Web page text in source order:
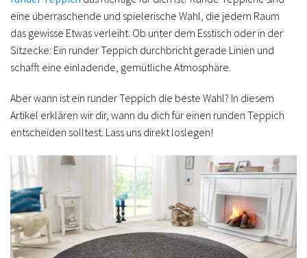
eine überraschende und spielerische Wahl, die jedem Raum
das gewisse Etwas verleiht. Ob unter dem Esstisch oder in der
Sitzecke: Ein runder Teppich durchbricht gerade Linien und
schafft eine einladende, gemütliche Atmosphäre.
Aber wann ist ein runder Teppich die beste Wahl? In diesem
Artikel erklären wir dir, wann du dich für einen runden Teppich
entscheiden solltest. Lass uns direkt loslegen!